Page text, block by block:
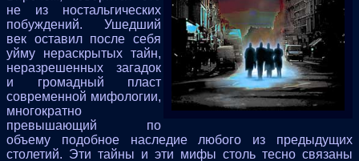
не из ностальгических
побуждений. Ушедший
век оставил после себя
уйму нераскрытых тайн,
неразрешенных загадок
и громадный пласт
современной мифологии,
многократно
превышающий по
объему подобное наследие любого из предыдущих
столетий. Эти тайны и эти мифы столь тесно связаны